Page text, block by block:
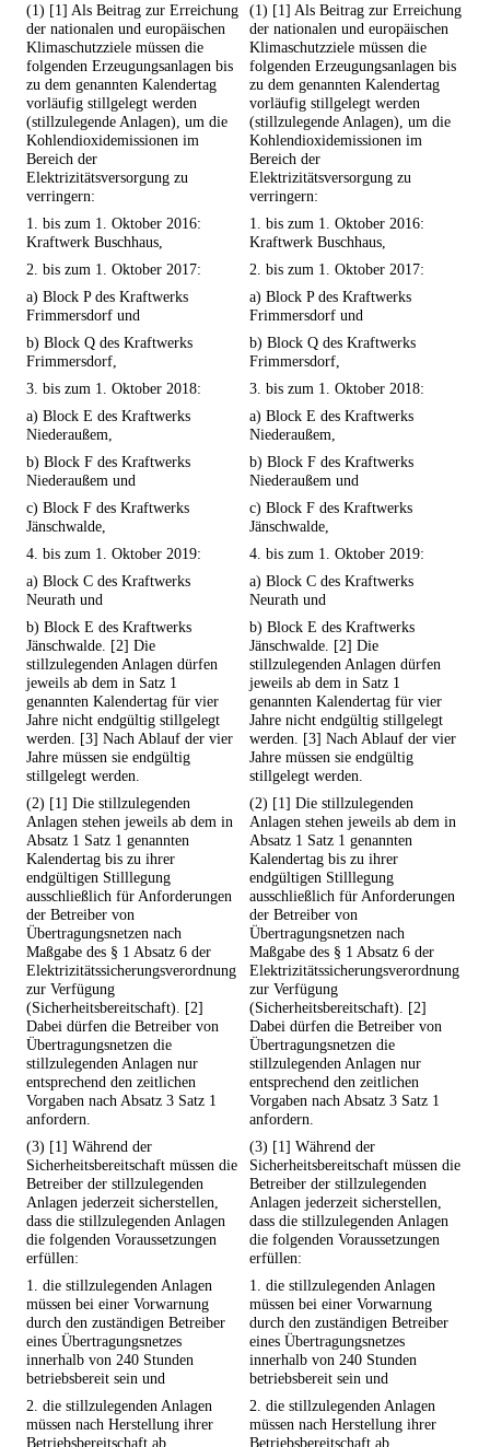
(1) [1] Als Beitrag zur Erreichung
der nationalen und europäischen
Klimaschutzziele müssen die
folgenden Erzeugungsanlagen bis
zu dem genannten Kalendertag
vorläufig stillgelegt werden
(stillzulegende Anlagen), um die
Kohlendioxidemissionen im
Bereich der
Elektrizitätsversorgung zu
verringern:
(1) [1] Als Beitrag zur Erreichung
der nationalen und europäischen
Klimaschutzziele müssen die
folgenden Erzeugungsanlagen bis
zu dem genannten Kalendertag
vorläufig stillgelegt werden
(stillzulegende Anlagen), um die
Kohlendioxidemissionen im
Bereich der
Elektrizitätsversorgung zu
verringern:
1. bis zum 1. Oktober 2016:
Kraftwerk Buschhaus,
1. bis zum 1. Oktober 2016:
Kraftwerk Buschhaus,
2. bis zum 1. Oktober 2017:
2. bis zum 1. Oktober 2017:
a) Block P des Kraftwerks
Frimmersdorf und
a) Block P des Kraftwerks
Frimmersdorf und
b) Block Q des Kraftwerks
Frimmersdorf,
b) Block Q des Kraftwerks
Frimmersdorf,
3. bis zum 1. Oktober 2018:
3. bis zum 1. Oktober 2018:
a) Block E des Kraftwerks
Niederaußem,
a) Block E des Kraftwerks
Niederaußem,
b) Block F des Kraftwerks
Niederaußem und
b) Block F des Kraftwerks
Niederaußem und
c) Block F des Kraftwerks
Jänschwalde,
c) Block F des Kraftwerks
Jänschwalde,
4. bis zum 1. Oktober 2019:
4. bis zum 1. Oktober 2019:
a) Block C des Kraftwerks
Neurath und
a) Block C des Kraftwerks
Neurath und
b) Block E des Kraftwerks
Jänschwalde. [2] Die
stillzulegenden Anlagen dürfen
jeweils ab dem in Satz 1
genannten Kalendertag für vier
Jahre nicht endgültig stillgelegt
werden. [3] Nach Ablauf der vier
Jahre müssen sie endgültig
stillgelegt werden.
b) Block E des Kraftwerks
Jänschwalde. [2] Die
stillzulegenden Anlagen dürfen
jeweils ab dem in Satz 1
genannten Kalendertag für vier
Jahre nicht endgültig stillgelegt
werden. [3] Nach Ablauf der vier
Jahre müssen sie endgültig
stillgelegt werden.
(2) [1] Die stillzulegenden
Anlagen stehen jeweils ab dem in
Absatz 1 Satz 1 genannten
Kalendertag bis zu ihrer
endgültigen Stilllegung
ausschließlich für Anforderungen
der Betreiber von
Übertragungsnetzen nach
Maßgabe des § 1 Absatz 6 der
Elektrizitätssicherungsverordnung
zur Verfügung
(Sicherheitsbereitschaft). [2]
Dabei dürfen die Betreiber von
Übertragungsnetzen die
stillzulegenden Anlagen nur
entsprechend den zeitlichen
Vorgaben nach Absatz 3 Satz 1
anfordern.
(2) [1] Die stillzulegenden
Anlagen stehen jeweils ab dem in
Absatz 1 Satz 1 genannten
Kalendertag bis zu ihrer
endgültigen Stilllegung
ausschließlich für Anforderungen
der Betreiber von
Übertragungsnetzen nach
Maßgabe des § 1 Absatz 6 der
Elektrizitätssicherungsverordnung
zur Verfügung
(Sicherheitsbereitschaft). [2]
Dabei dürfen die Betreiber von
Übertragungsnetzen die
stillzulegenden Anlagen nur
entsprechend den zeitlichen
Vorgaben nach Absatz 3 Satz 1
anfordern.
(3) [1] Während der
Sicherheitsbereitschaft müssen die
Betreiber der stillzulegenden
Anlagen jederzeit sicherstellen,
dass die stillzulegenden Anlagen
die folgenden Voraussetzungen
erfüllen:
(3) [1] Während der
Sicherheitsbereitschaft müssen die
Betreiber der stillzulegenden
Anlagen jederzeit sicherstellen,
dass die stillzulegenden Anlagen
die folgenden Voraussetzungen
erfüllen:
1. die stillzulegenden Anlagen
müssen bei einer Vorwarnung
durch den zuständigen Betreiber
eines Übertragungsnetzes
innerhalb von 240 Stunden
betriebsbereit sein und
1. die stillzulegenden Anlagen
müssen bei einer Vorwarnung
durch den zuständigen Betreiber
eines Übertragungsnetzes
innerhalb von 240 Stunden
betriebsbereit sein und
2. die stillzulegenden Anlagen
müssen nach Herstellung ihrer
Betriebsbereitschaft ab
2. die stillzulegenden Anlagen
müssen nach Herstellung ihrer
Betriebsbereitschaft ab